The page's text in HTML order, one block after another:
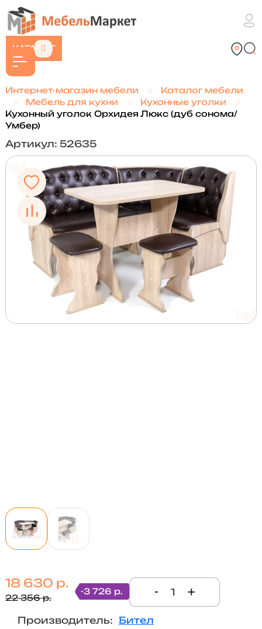
КАТАЛОГ
Интернет-магазин мебели
Каталог мебели
Мебель для кухни
Кухонные уголки
Кухонный уголок Орхидея Люкс (дуб сонома/
Умбер)
Артикул: 52635
18 630 р.
22 356 р.
-3 726 р. - +
Производитель: Бител